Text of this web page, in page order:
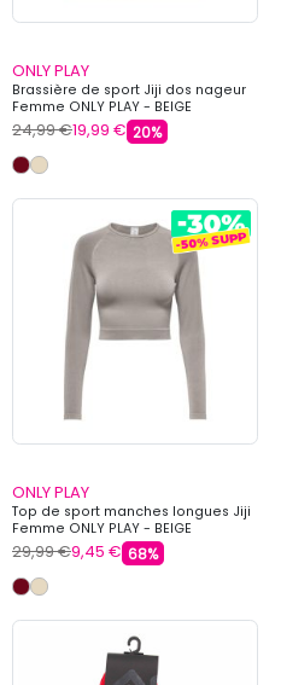
ONLY PLAY
Brassière de sport Jiji dos nageur
Femme ONLY PLAY - BEIGE
24,99 €19,99 € 20%
ONLY PLAY
Top de sport manches longues Jiji
Femme ONLY PLAY - BEIGE
29,99 €9,45 € 68%